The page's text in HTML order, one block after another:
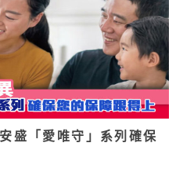
盛「愛唯守」系列確保